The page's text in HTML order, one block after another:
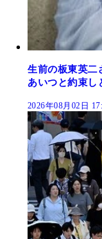
生前の板東英二
あいつと約束し
2026年08月02日